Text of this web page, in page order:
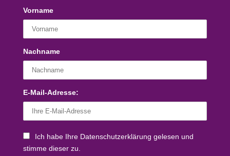
Vorname
Nachname
E-Mail-Adresse:
Ich habe Ihre Datenschutzerklärung gelesen und
stimme dieser zu.